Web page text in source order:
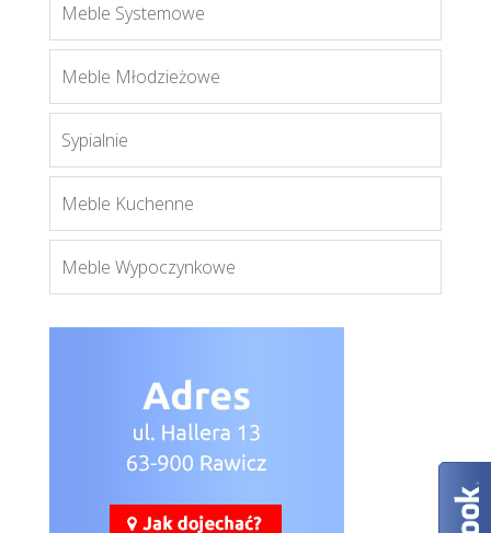
Relax
Meble Systemowe
Meble Młodzieżowe
Sypialnie
Meble Kuchenne
Meble Wypoczynkowe